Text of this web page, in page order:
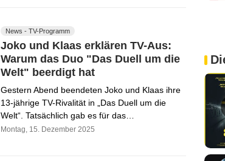
News - TV-Programm
Joko und Klaas erklären TV-Aus:
Warum das Duo "Das Duell um die
Welt" beerdigt hat
Gestern Abend beendeten Joko und Klaas ihre
13-jährige TV-Rivalität in „Das Duell um die
Welt“. Tatsächlich gab es für das…
Montag, 15. Dezember 2025